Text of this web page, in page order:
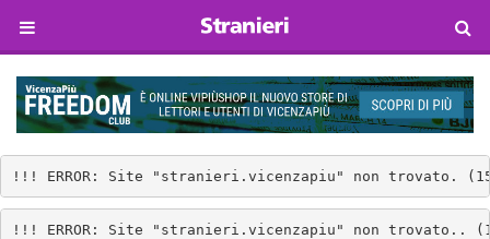
!!! ERROR: Site "stranieri.vicenzapiu" non trovato.
!!! ERROR: Site "stranieri.vicenzapiu" non trovato..